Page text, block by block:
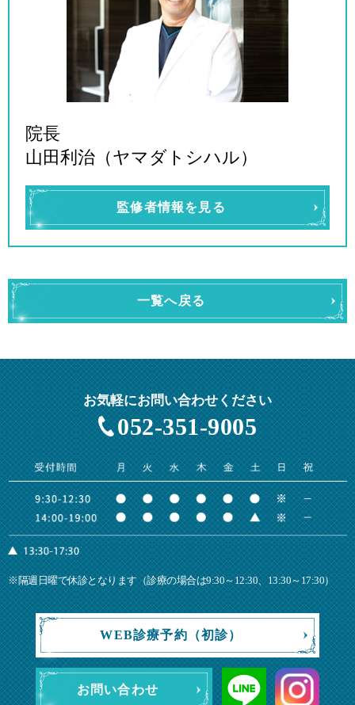
院長
山田利治（ヤマダトシハル）
監修者情報を見る
一覧へ戻る
お気軽にお問い合わせください
052-351-9005
※隔週日曜で休診となります（診療の場合は9:30～12:30、13:30～17:30）
WEB診療予約（初診）
お問い合わせ